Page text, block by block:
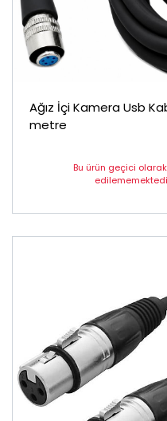
Ağız İçi Kamera Usb
metre
Bu ürün geçici